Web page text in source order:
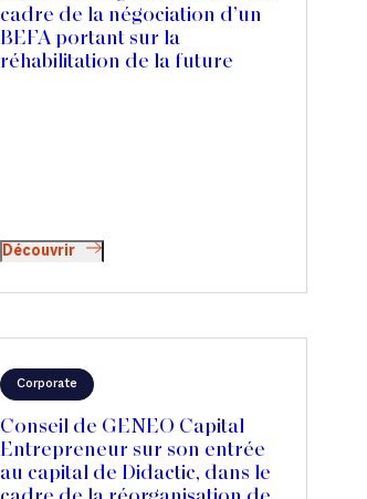
cadre de la négociation d’un
BEFA portant sur la
réhabilitation de la future
Découvrir
Corporate
Conseil de GENEO Capital
Entrepreneur sur son entrée
au capital de Didactic, dans le